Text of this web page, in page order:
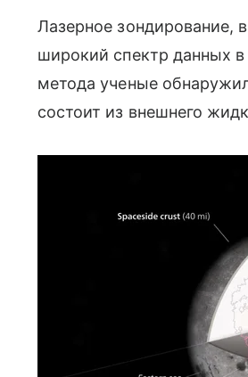
Лазерное зондирование,
широкий спектр данных
метода ученые
состоит из внешнего